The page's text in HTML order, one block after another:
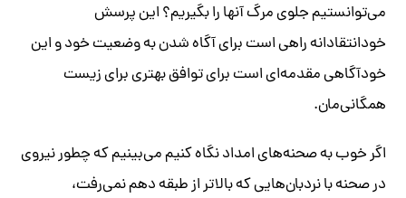
می‌توانستیم جلوی مرگ آنها را بگیریم؟ این پرسش
خودانتقادانه راهی است برای آگاه شدن به وضعیت خود و این
خودآگاهی مقدمه‌ای است برای توافق بهتری برای زیست
همگانی‌مان.
اگر خوب به صحنه‌های امداد نگاه کنیم می‌بینیم که چطور نیروی
در صحنه با نردبان‌هایی که بالاتر از طبقه دهم نمی‌رفت،